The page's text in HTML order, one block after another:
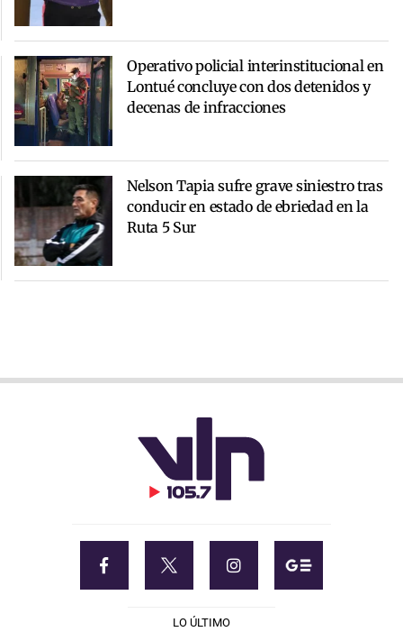
Operativo policial interinstitucional en
Lontué concluye con dos detenidos y
decenas de infracciones
Nelson Tapia sufre grave siniestro tras
conducir en estado de ebriedad en la
Ruta 5 Sur
LO ÚLTIMO